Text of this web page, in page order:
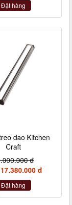
Đặt hàng
dao Kitchen
Craft
đ
đ
Đặt hàng